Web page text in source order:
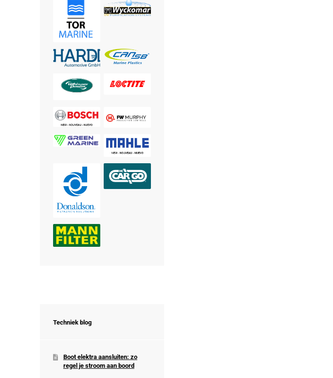
Techniek blog
Boot elektra aansluiten: zo
regel je stroom aan boord